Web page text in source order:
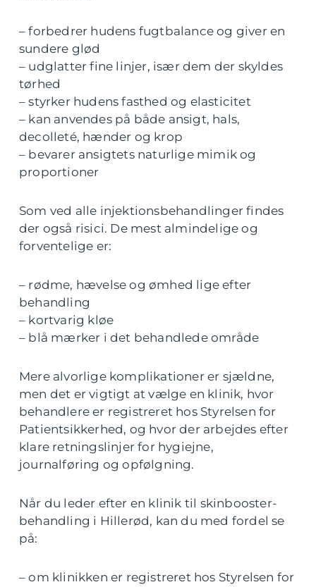
– forbedrer hudens fugtbalance og giver en
sundere glød
– udglatter fine linjer, især dem der skyldes
tørhed
– styrker hudens fasthed og elasticitet
– kan anvendes på både ansigt, hals,
decolleté, hænder og krop
– bevarer ansigtets naturlige mimik og
proportioner
Som ved alle injektionsbehandlinger findes
der også risici. De mest almindelige og
forventelige er:
– rødme, hævelse og ømhed lige efter
behandling
– kortvarig kløe
– blå mærker i det behandlede område
Mere alvorlige komplikationer er sjældne,
men det er vigtigt at vælge en klinik, hvor
behandlere er registreret hos Styrelsen for
Patientsikkerhed, og hvor der arbejdes efter
klare retningslinjer for hygiejne,
journalføring og opfølgning.
Når du leder efter en klinik til skinbooster-
behandling i Hillerød, kan du med fordel se
på:
– om klinikken er registreret hos Styrelsen for